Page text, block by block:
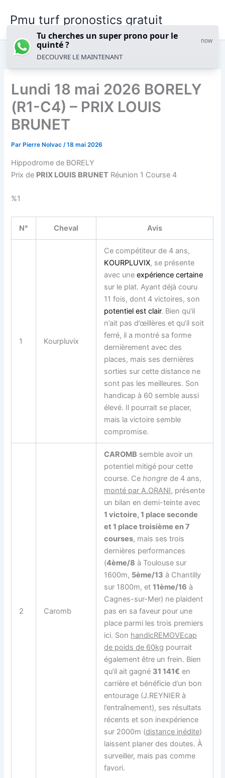
Pmu turf pronostics gratuit
Lundi 18 mai 2026 BORELY
(R1-C4) – PRIX LOUIS
BRUNET
Par Pierre Nolvac/18 mai 2026
Hippodrome de BORELY
Prix de PRIX LOUIS BRUNET Réunion 1 Course 4
%1
N° Cheval Avis
1 Kourpluvix
Ce compétiteur de 4 ans,
KOURPLUVIX, se présente
avec uneexpérience certaine
sur le plat. Ayant déjà couru
11 fois, dont 4 victoires, son
potentiel est clair. Bien qu’il
n’ait pas d’œillères et qu’il soit
ferré, il a montré sa forme
dernièrement avec des
places, mais ses dernières
sorties sur cette distance ne
sont pas les meilleures. Son
handicap à 60 semble aussi
élevé. Il pourrait se placer,
mais la victoire semble
compromise.
2 Caromb
CAROMB semble avoir un
potentiel mitigé pour cette
course. Cehongre de 4 ans,
monté par A.ORANI, présente
un bilan en demi-teinte avec
1 victoire, 1 place seconde
et 1 place troisième en 7
courses, mais ses trois
dernières performances
(4ème/8 à Toulouse sur
1600m, 5ème/13 à Chantilly
sur 1800m, et11ème/16 à
Cagnes-sur-Mer) ne plaident
pas en sa faveur pour une
place parmi les trois premiers
ici. Son handicREMOVEcap
de poids de 60kg pourrait
également être un frein. Bien
qu’il ait gagné 31 141€ en
carrière et bénéficie d’un bon
entourage (J.REYNIER à
l’entraînement), ses résultats
récents et son inexpérience
sur 2000m (distance inédite)
laissent planer des doutes. À
surveiller, mais pas comme
favori.
Tu cherches un super prono pour le
quinté ?
now
DECOUVRE LE MAINTENANT